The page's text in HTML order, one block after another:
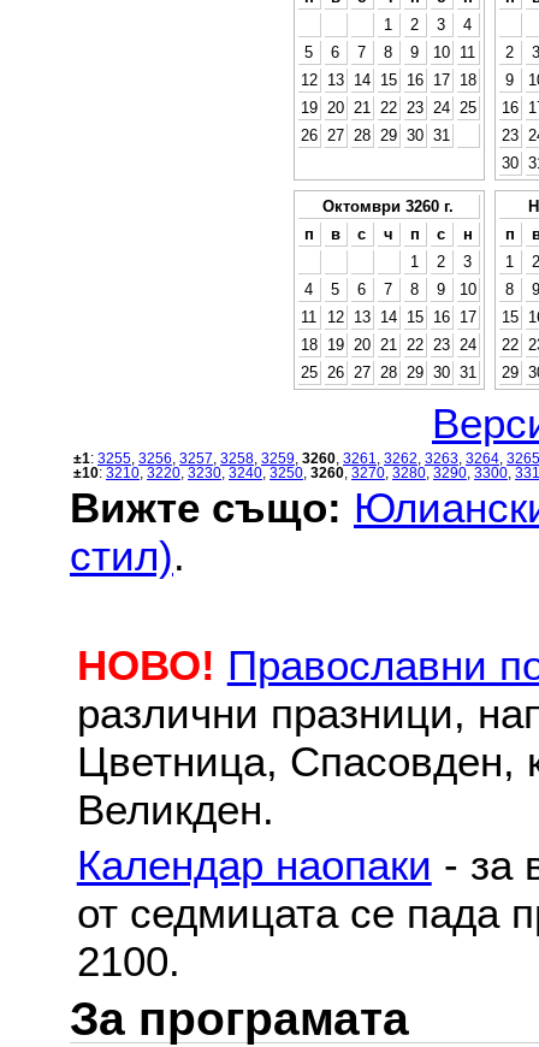
1
2 3
4
5
6 7 8 9 10
11
12
13 14 15 16 17
18
19
20 21 22 23 24
25
26
27 28 29 30 31
2
3
9
16
23
30
Октомври 3260 г.
п
в с ч п с
н
1
2
3
4
5 6 7 8 9
10
11
12 13 14 15 16
17
18
19 20 21 22 23
24
25
26 27 28 29 30 31
п
1
2
8
9
15
22
29
±1: 3255 3256 3257 3258 3259 3260 3261 3262 3263 3264 3265
±10: 3210 3220 3230 3240 3250 3260 3270 3280 3290 3300
Вижте също:
стил).
НОВО! Православни
различни празници,
Цветница, Спасовден,
Великден.
Календар наопаки - за
от седмицата се пада
2100.
За програмата